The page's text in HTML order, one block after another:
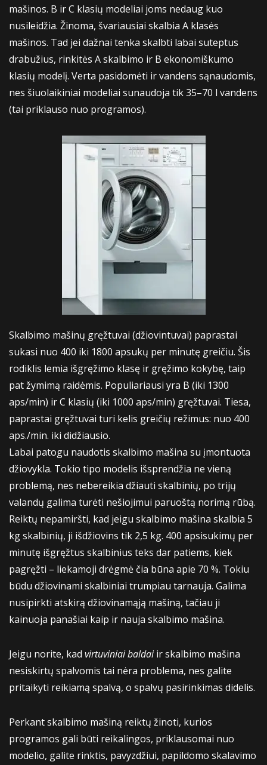
mašinos. B ir C klasių modeliai joms nedaug kuo
nusileidžia. Žinoma, švariausiai skalbia A klasės
mašinos. Tad jei dažnai tenka skalbti labai suteptus
drabužius, rinkitės A skalbimo ir B ekonomiškumo
klasių modelį. Verta pasidomėti ir vandens sąnaudomis,
nes šiuolaikiniai modeliai sunaudoja tik 35–70 l vandens
(tai priklauso nuo programos).
Skalbimo mašinų gręžtuvai (džiovintuvai) paprastai
sukasi nuo 400 iki 1800 apsukų per minutę greičiu. Šis
rodiklis lemia išgręžimo klasę ir gręžimo kokybę, taip
pat žymimą raidėmis. Populiariausi yra B (iki 1300
aps/min) ir C klasių (iki 1000 aps/min) gręžtuvai. Tiesa,
paprastai gręžtuvai turi kelis greičių režimus: nuo 400
aps./min. iki didžiausio.
Labai patogu naudotis skalbimo mašina su įmontuota
džiovykla. Tokio tipo modelis išsprendžia ne vieną
problemą, nes nebereikia džiauti skalbinių, po trijų
valandų galima turėti nešiojimui paruoštą norimą rūbą.
Reiktų nepamiršti, kad jeigu skalbimo mašina skalbia 5
kg skalbinių, ji išdžiovins tik 2,5 kg. 400 apsisukimų per
minutę išgręžtus skalbinius teks dar patiems, kiek
pagręžti – liekamoji drėgmė čia būna apie 70 %. Tokiu
būdu džiovinami skalbiniai trumpiau tarnauja. Galima
nusipirkti atskirą džiovinamąją mašiną, tačiau ji
kainuoja panašiai kaip ir nauja skalbimo mašina.
Jeigu norite, kad virtuviniai baldaiir skalbimo mašina
nesiskirtų spalvomis tai nėra problema, nes galite
pritaikyti reikiamą spalvą, o spalvų pasirinkimas didelis.
Perkant skalbimo mašiną reiktų žinoti, kurios
programos gali būti reikalingos, priklausomai nuo
modelio, galite rinktis, pavyzdžiui, papildomo skalavimo